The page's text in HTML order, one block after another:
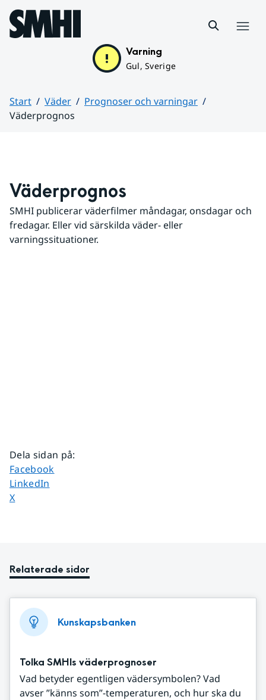
Hoppa till sidans innehåll
Varning
Gul, Sverige
Start Väder
Prognoser och varningar
Väderprognos
Väderprognos
SMHI publicerar väderfilmer måndagar, onsdagar och
fredagar. Eller vid särskilda väder- eller
varningssituationer.
Dela sidan på:
Dela sidan på
Facebook
Dela sidan på
LinkedIn
Dela sidan på
X
Relaterade sidor
Kunskapsbanken
Tolka SMHIs väderprognoser
Vad betyder egentligen vädersymbolen? Vad
avser ”känns som”-temperaturen, och hur ska du